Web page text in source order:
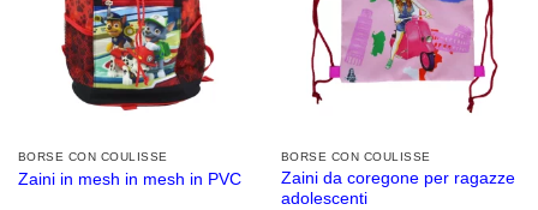
BORSE CON COULISSE
Zaini in mesh in mesh in PVC
BORSE CON COULISSE
Zaini da coregone per ragazze
adolescenti